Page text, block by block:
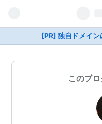
[PR] 独自ドメイン
このブ